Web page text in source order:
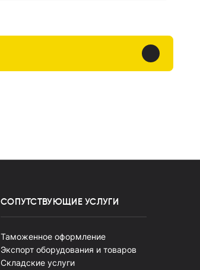
СОПУТСТВУЮЩИЕУСЛУГИ
Таможенное оформление
Экспорт оборудования и товаров
Складские услуги